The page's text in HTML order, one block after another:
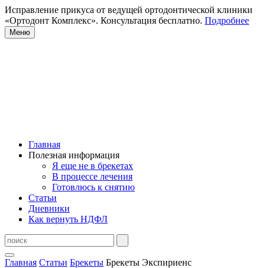
Исправление прикуса от ведущей ортодонтической клиники
«Ортодонт Комплекс». Консультация бесплатно. Подробнее
Меню
Главная
Полезная информация
Я еще не в брекетах
В процессе лечения
Готовлюсь к снятию
Статьи
Дневники
Как вернуть НДФЛ
Главная Статьи Брекеты Брекеты Экспириенс